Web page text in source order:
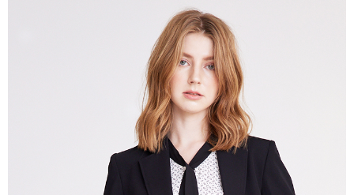
※ 請注意：結帳手續完成當下不需立刻繳費，但若您需要取消訂單，請聯絡
購買商品的店家。未經商家同意取消之訂單仍視為有效，需透過AFTEE先享
※ 交易是否成功請以「AFTEE先享後付 」之結帳頁面顯示為準，若有關於
是否繳費成功／繳費後需取消欲退款等相關疑問，請聯繫「AFTEE先享後付
https://netprotections.freshdesk.com/support/home
１．透過由恩沛科技股份有限公司提供之「AFTEE先享後付」服務完成之交
易，需依本服務之必要範圍內提供個人資料，並將交易相關給付款項請求債
權轉讓予恩沛科技股份有限公司。
２．關於個人資料處理事宜，請瀏覽以下網址：
https://aftee.tw/terms/#terms3
付款後7-11取貨---滿2000元免運
每筆NT$60，滿NT$2,000(含以上)免運費
每筆NT$120，滿NT$2,000(含以上)免運費